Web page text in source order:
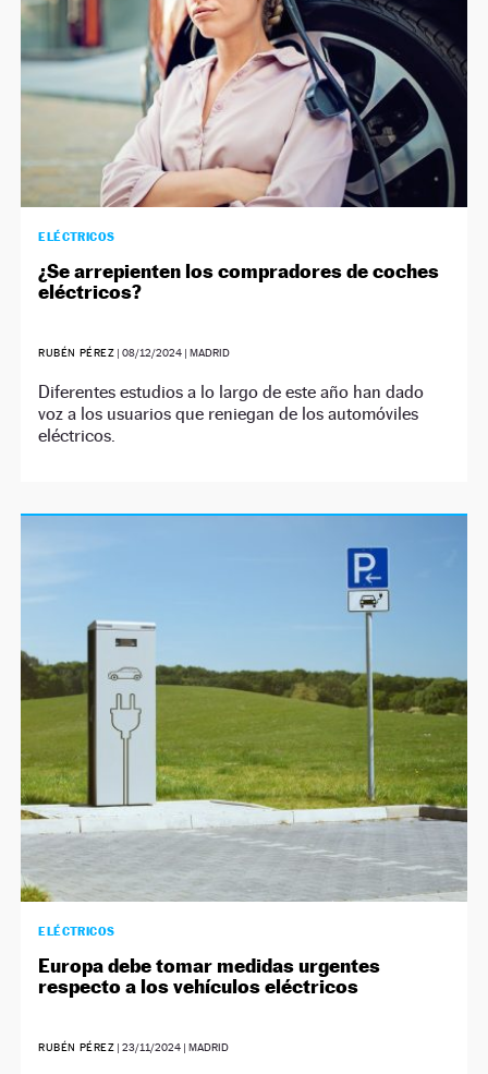
ELÉCTRICOS
¿Se arrepienten los compradores de coches
eléctricos?
RUBÉN PÉREZ |08/12/2024 | MADRID
Diferentes estudios a lo largo de este año han dado
voz a los usuarios que reniegan de los automóviles
eléctricos.
ELÉCTRICOS
Europa debe tomar medidas urgentes
respecto a los vehículos eléctricos
RUBÉN PÉREZ |23/11/2024 | MADRID